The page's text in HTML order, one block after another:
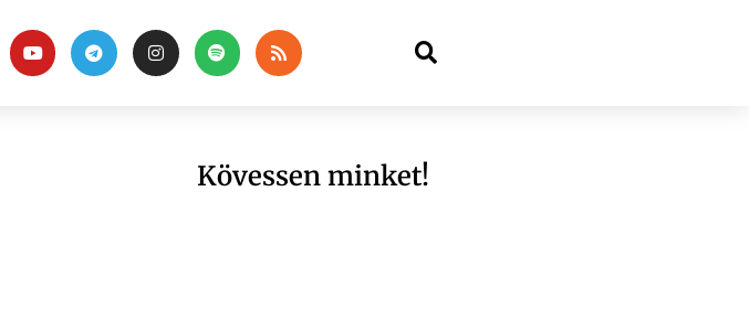
Kövessen minket!